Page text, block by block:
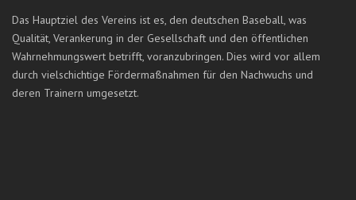
Das Hauptziel des Vereins ist es, den deutschen Baseball, was
Qualität, Verankerung in der Gesellschaft und den öffentlichen
Wahrnehmungswert betrifft, voranzubringen. Dies wird vor allem
durch vielschichtige Fördermaßnahmen für den Nachwuchs und
deren Trainern umgesetzt.